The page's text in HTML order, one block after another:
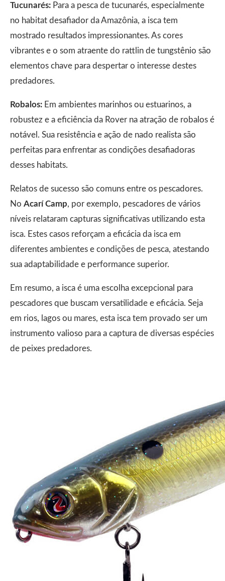
Tucunarés: Para a pesca de tucunarés, especialmente
no habitat desafiador da Amazônia, a isca tem
mostrado resultados impressionantes. As cores
vibrantes e o som atraente do rattlin de tungstênio são
elementos chave para despertar o interesse destes
predadores.
Robalos: Em ambientes marinhos ou estuarinos, a
robustez e a eficiência da Rover na atração de robalos é
notável. Sua resistência e ação de nado realista são
perfeitas para enfrentar as condições desafiadoras
desses habitats.
Relatos de sucesso são comuns entre os pescadores.
No Acarí Camp, por exemplo, pescadores de vários
níveis relataram capturas significativas utilizando esta
isca. Estes casos reforçam a eficácia da isca em
diferentes ambientes e condições de pesca, atestando
sua adaptabilidade e performance superior.
Em resumo, a isca é uma escolha excepcional para
pescadores que buscam versatilidade e eficácia. Seja
em rios, lagos ou mares, esta isca tem provado ser um
instrumento valioso para a captura de diversas espécies
de peixes predadores.